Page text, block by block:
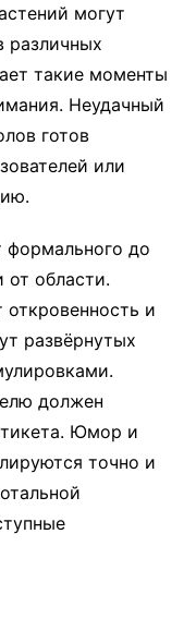
могут
различных
такие моменты
Неудачный
готов
или
формального до
от области.
и
развёрнутых
должен
Юмор и
точно и